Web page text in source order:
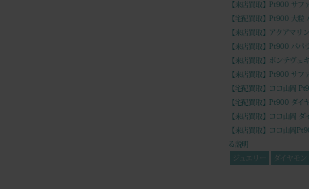
【来店買取】Pt900 サ
【宅配買取】Pt900 大粒
【来店買取】アクアマリ
【来店買取】Pt900 パ
【来店買取】ポンテヴェ
【来店買取】Pt900 サ
【宅配買取】ココ山岡
【宅配買取】Pt900 ダイ
【来店買取】ココ山岡
【来店買取】ココ山岡
る説明
ジュエリー
ダイヤモン